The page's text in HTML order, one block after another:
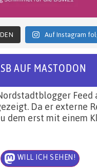
Auf Instagram
AUF MASTODON
Feed
Da er externe
dem erst mit einem
WILL ICH SEHEN!